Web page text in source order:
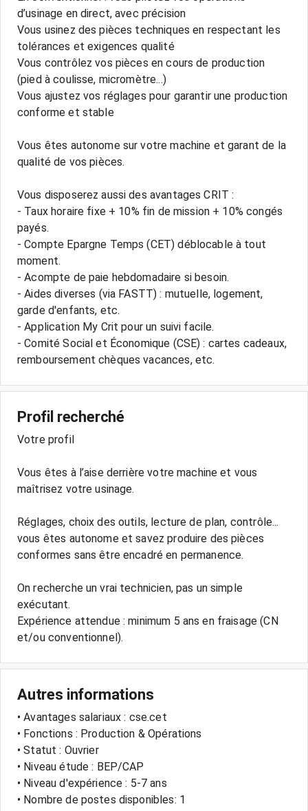
d’usinage en direct, avec précision
Vous usinez des pièces techniques en respectant les
tolérances et exigences qualité
Vous contrôlez vos pièces en cours de production
(pied à coulisse, micromètre...)
Vous ajustez vos réglages pour garantir une production
conforme et stable
Vous êtes autonome sur votre machine et garant de la
qualité de vos pièces.
Vous disposerez aussi des avantages CRIT :
- Taux horaire fixe + 10% fin de mission + 10% congés
payés.
- Compte Epargne Temps (CET) déblocable à tout
moment.
- Acompte de paie hebdomadaire si besoin.
- Aides diverses (via FASTT) : mutuelle, logement,
garde d'enfants, etc.
- Application My Crit pour un suivi facile.
- Comité Social et Économique (CSE) : cartes cadeaux,
Profil recherché
Votre profil
Vous êtes à l’aise derrière votre machine et vous
maîtrisez votre usinage.
Réglages, choix des outils, lecture de plan, contrôle...
vous êtes autonome et savez produire des pièces
conformes sans être encadré en permanence.
On recherche un vrai technicien, pas un simple
exécutant.
Expérience attendue : minimum 5 ans en fraisage (CN
et/ou conventionnel).
Autres informations
• Avantages salariaux : cse.cet
• Fonctions : Production & Opérations
• Statut : Ouvrier
• Niveau étude : BEP/CAP
• Niveau d'expérience : 5-7 ans
• Nombre de postes disponibles: 1